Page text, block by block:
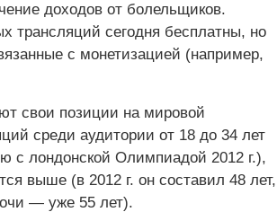
доходов от болельщиков.
трансляций сегодня бесплатны, но
с монетизацией (например,
свои позиции на мировой
среди аудитории от 18 до 34 лет
с лондонской Олимпиадой 2012 г.),
выше (в 2012 г. он составил 48 лет,
— уже 55 лет).